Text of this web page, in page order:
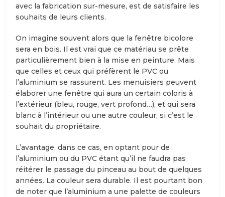
avec la fabrication sur-mesure, est de satisfaire les
souhaits de leurs clients.
On imagine souvent alors que la fenêtre bicolore
sera en bois. Il est vrai que ce matériau se prête
particulièrement bien à la mise en peinture. Mais
que celles et ceux qui préfèrent le PVC ou
l’aluminium se rassurent. Les menuisiers peuvent
élaborer une fenêtre qui aura un certain coloris à
l’extérieur (bleu, rouge, vert profond…), et qui sera
blanc à l’intérieur ou une autre couleur, si c’est le
souhait du propriétaire.
L’avantage, dans ce cas, en optant pour de
l’aluminium ou du PVC étant qu’il ne faudra pas
réitérer le passage du pinceau au bout de quelques
années. La couleur sera durable. Il est pourtant bon
de noter que l’aluminium a une palette de couleurs